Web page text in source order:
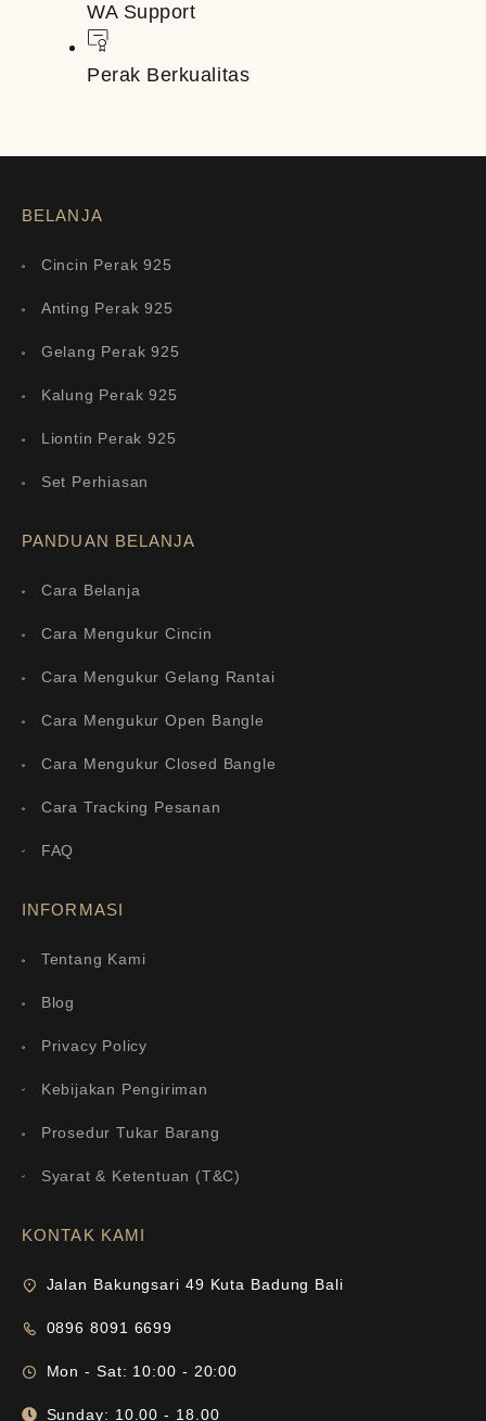
WA Support
Perak Berkualitas
BELANJA
Cincin Perak 925
Anting Perak 925
Gelang Perak 925
Kalung Perak 925
Liontin Perak 925
Set Perhiasan
PANDUAN BELANJA
Cara Belanja
Cara Mengukur Cincin
Cara Mengukur Gelang Rantai
Cara Mengukur Open Bangle
Cara Mengukur Closed Bangle
Cara Tracking Pesanan
FAQ
INFORMASI
Tentang Kami
Blog
Privacy Policy
Kebijakan Pengiriman
Prosedur Tukar Barang
Syarat & Ketentuan (T&C)
KONTAK KAMI
Jalan Bakungsari 49 Kuta Badung Bali
0896 8091 6699
Mon - Sat: 10:00 - 20:00
Sunday: 10.00 - 18.00